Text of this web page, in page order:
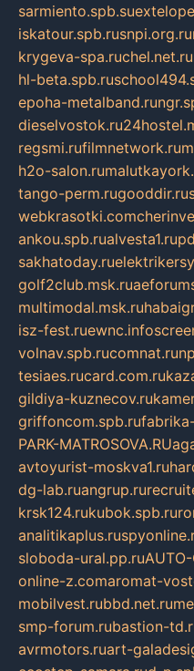
sarmiento.spb.su
iskatour.spb.rusnpi.org.ru
krygeva-spa.ruchel.net.ru
hl-beta.spb.ru
epoha-metalband.ru
dieselvostok.ru
regsmi.rufilmnetwork.ru
h2o-salon.ru
tango-perm.rugooddir.ru
webkrasotki.com
ankou.spb.rualvesta1.ru
sakhatoday.ru
golf2club.msk.ru
multimodal.msk.ru
isz-fest.ruewnc.info
volnav.spb.rucomnat.ru
tesiaes.rucard.com.ru
gildiya-kuznecov.ru
griffoncom.spb.ru
PARK-MATROSOVA.RU
avtoyurist-moskva1.ru
dg-lab.ruangrup.ru
krsk124.rukubok.spb.ru
analitikaplus.ru
sloboda-ural.pp.ru
online-z.comaromat-
mobilvest.rubbd.net.ru
smp-forum.rubastion-
avrmotors.ruart-